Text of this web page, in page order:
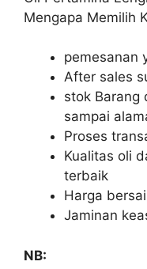
Mengapa Memilih
pemesanan
After sales
stok Barang
sampai
Proses
Kualitas oli
terbaik
Harga
Jaminan
NB: